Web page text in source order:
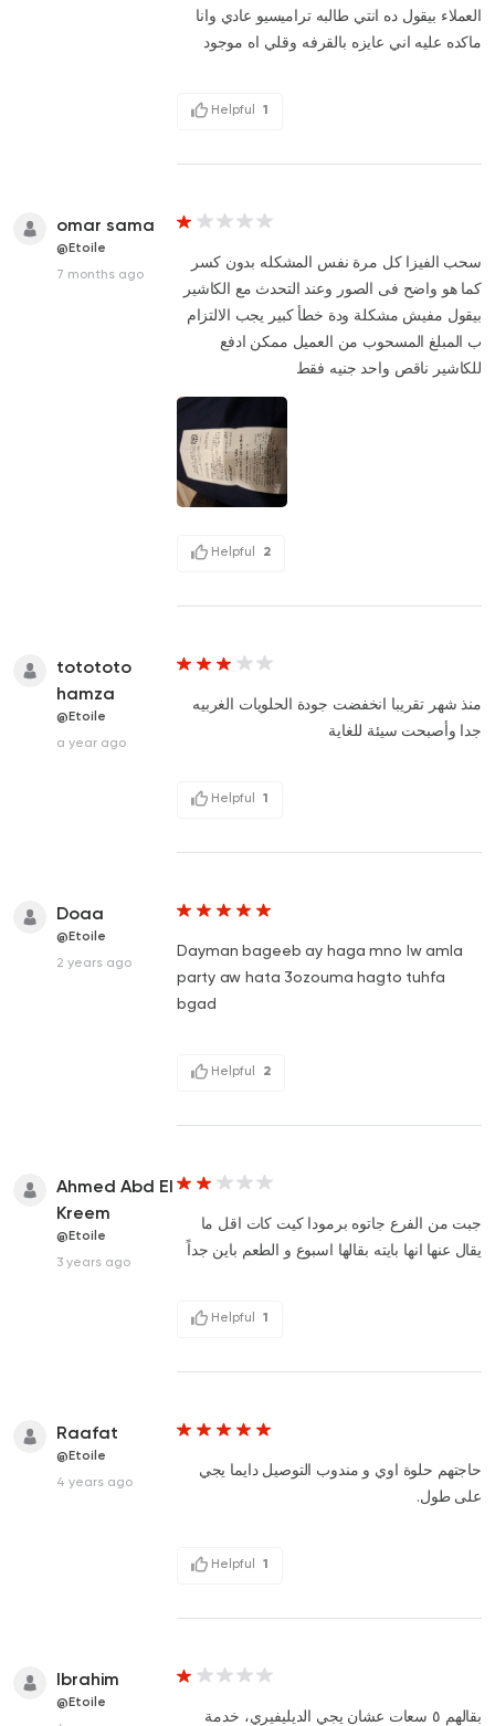
العملاء بيقول ده انتي طالبه تراميسيو عادي وانا
ماكده عليه اني عايزه بالقرفه وقلي اه موجود
Helpful 1
omar sama
@Etoile
7 months ago
سحب الفيزا كل مرة نفس المشكله بدون كسر
كما هو واضح فى الصور وعند التحدث مع الكاشير
بيقول مفيش مشكلة ودة خطأ كبير يجب الالتزام
ب المبلغ المسحوب من العميل ممكن ادفع
للكاشير ناقص واحد جنيه فقط
Helpful 2
totototo
hamza
@Etoile
a year ago
منذ شهر تقريبا انخفضت جودة الحلويات الغربيه
جدا وأصبحت سيئة للغاية
Helpful 1
Doaa
@Etoile
2 years ago
Dayman bageeb ay haga mno lw amla
party aw hata 3ozouma hagto tuhfa
bgad
Helpful 2
Ahmed Abd El
Kreem
@Etoile
3 years ago
جبت من الفرع جاتوه برمودا كيت كات اقل ما
يقال عنها انها بايته بقالها اسبوع و الطعم باين جداً
Helpful 1
Raafat
@Etoile
4 years ago
حاجتهم حلوة اوي و مندوب التوصيل دايما يجي
على طول.
Helpful 1
Ibrahim
@Etoile
بقالهم ٥ سعات عشان يجي الديليفيري، خدمة